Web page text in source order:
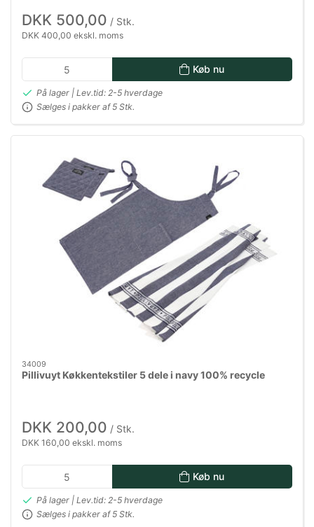
DKK 500,00 / Stk.
DKK 400,00 ekskl. moms
Køb nu
På lager | Lev.tid: 2-5 hverdage
Sælges i pakker af 5 Stk.
34009
Pillivuyt Køkkentekstiler 5 dele i navy 100% recycle
DKK 200,00 / Stk.
DKK 160,00 ekskl. moms
Køb nu
På lager | Lev.tid: 2-5 hverdage
Sælges i pakker af 5 Stk.